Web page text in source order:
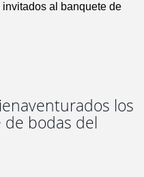
al banquete de
los
bodas del